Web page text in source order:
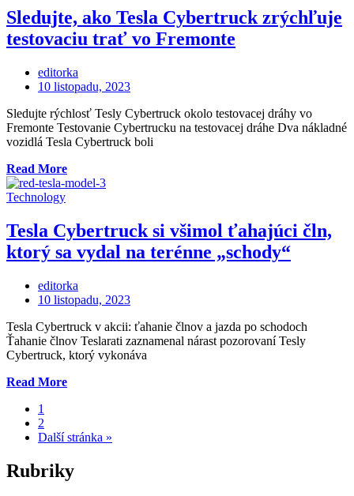
medzi
vozidlami“
Sledujte, ako Tesla Cybertruck zrýchľuje
testovaciu trať vo Fremonte
editorka
Posted
10 listopadu, 2023
Sledujte rýchlosť Tesly Cybertruck okolo testovacej dráhy vo
Fremonte Testovanie Cybertrucku na testovacej dráhe Dva nákladné
vozidlá Tesla Cybertruck boli
Read More„Sledujte,
ako
zrýchľuje
testovaciu
trať
Fremonte“
Technology
Tesla Cybertruck si všimol ťahajúci čln,
ktorý sa vydal na terénne „schody“
editorka
Posted
10 listopadu, 2023
Tesla Cybertruck v akcii: ťahanie člnov a jazda po schodoch
Ťahanie člnov Teslarati zaznamenal nárast pozorovaní Tesly
Cybertruck, ktorý vykonáva
Read More„Tesla
ťahajúci
ktorý
sa
1
2
Další stránka »
Rubriky